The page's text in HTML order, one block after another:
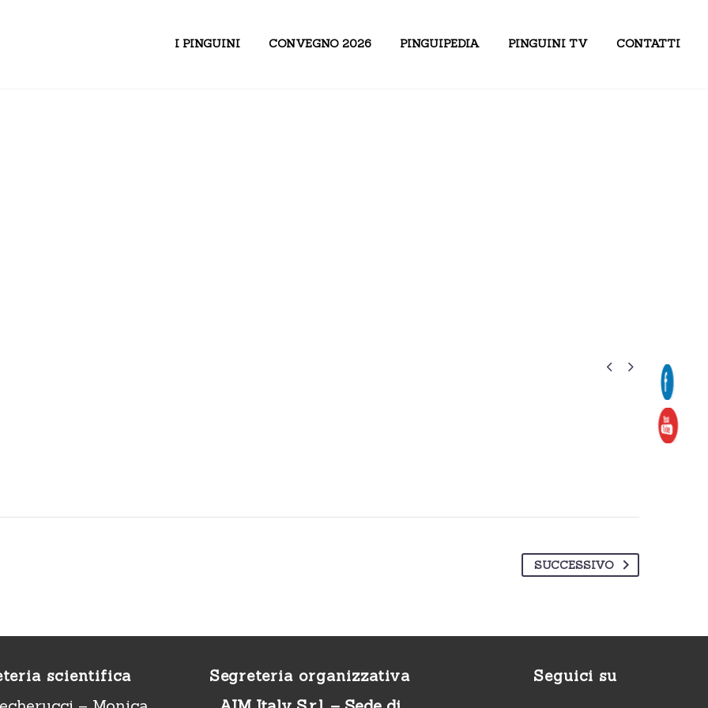
I PINGUINI CONVEGNO 2026 PINGUIPEDIA PINGUINI TV CONTATTI
 
SUCCESSIVO
scientifica Segreteria organizzativa Seguici su